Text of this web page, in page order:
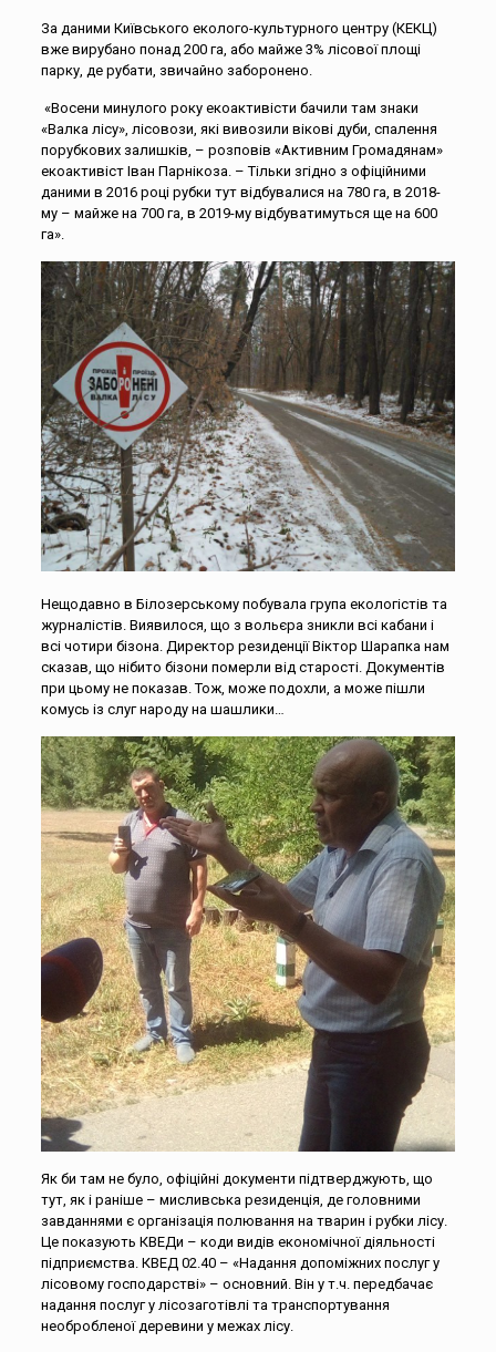
За даними Київського еколого-культурного центру (КЕКЦ)
вже вирубано понад 200 га, або майже 3% лісової площі
парку, де рубати, звичайно заборонено.
«Восени минулого року екоактивісти бачили там знаки
«Валка лісу», лісовози, які вивозили вікові дуби, спалення
порубкових залишків, – розповів «Активним Громадянам»
екоактивіст Іван Парнікоза. – Тільки згідно з офіційними
даними в 2016 році рубки тут відбувалися на 780 га, в 2018-
му – майже на 700 га, в 2019-му відбуватимуться ще на 600
га».
Нещодавно в Білозерському побувала група екологістів та
журналістів. Виявилося, що з вольєра зникли всі кабани і
всі чотири бізона. Директор резиденції Віктор Шарапка нам
сказав, що нібито бізони померли від старості. Документів
при цьому не показав. Тож, може подохли, а може пішли
комусь із слуг народу на шашлики…
Як би там не було, офіційні документи підтверджують, що
тут, як і раніше – мисливська резиденція, де головними
завданнями є організація полювання на тварин і рубки лісу.
Це показують КВЕДи – коди видів економічної діяльності
підприємства. КВЕД 02.40 – «Надання допоміжних послуг у
лісовому господарстві» – основний. Він у т.ч. передбачає
надання послуг у лісозаготівлі та транспортування
необробленої деревини у межах лісу.